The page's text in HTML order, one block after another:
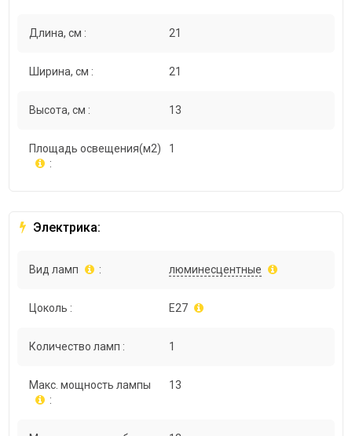
Длина, см : 21
Ширина, см : 21
Высота, см : 13
Площадь освещения(м2)
:
1
Электрика:
Вид ламп : люминесцентные
Цоколь : E27
Количество ламп : 1
Макс. мощность лампы
:
13